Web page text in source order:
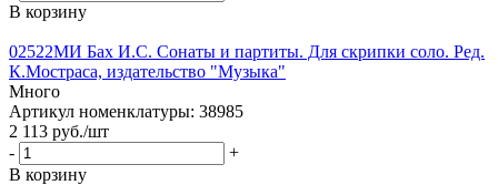
В корзину
02522МИ Бах И.С. Сонаты и партиты. Для скрипки соло. Ред.
К.Мостраса, издательство "Музыка"
Много
Артикул номенклатуры: 38985
2 113 руб./шт
-
+
В корзину